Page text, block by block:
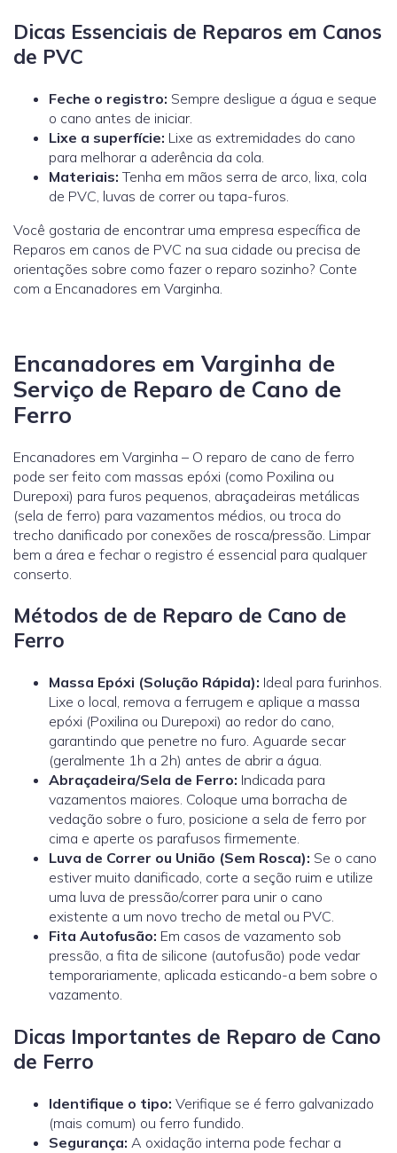
Dicas Essenciais de Reparos em Canos
de PVC
Feche o registro: Sempre desligue a água e seque
o cano antes de iniciar.
Lixe a superfície: Lixe as extremidades do cano
para melhorar a aderência da cola.
Materiais: Tenha em mãos serra de arco, lixa, cola
de PVC, luvas de correr ou tapa-furos.
Você gostaria de encontrar uma empresa específica de
Reparos em canos de PVC na sua cidade ou precisa de
orientações sobre como fazer o reparo sozinho? Conte
com a Encanadores em Varginha.
Encanadores em Varginha de
Serviço de Reparo de Cano de
Ferro
Encanadores em Varginha – O reparo de cano de ferro
pode ser feito com massas epóxi (como Poxilina ou
Durepoxi) para furos pequenos, abraçadeiras metálicas
(sela de ferro) para vazamentos médios, ou troca do
trecho danificado por conexões de rosca/pressão. Limpar
bem a área e fechar o registro é essencial para qualquer
conserto.
Métodos de de Reparo de Cano de
Ferro
Massa Epóxi (Solução Rápida): Ideal para furinhos.
Lixe o local, remova a ferrugem e aplique a massa
epóxi (Poxilina ou Durepoxi) ao redor do cano,
garantindo que penetre no furo. Aguarde secar
(geralmente 1h a 2h) antes de abrir a água.
Abraçadeira/Sela de Ferro: Indicada para
vazamentos maiores. Coloque uma borracha de
vedação sobre o furo, posicione a sela de ferro por
cima e aperte os parafusos firmemente.
Luva de Correr ou União (Sem Rosca): Se o cano
estiver muito danificado, corte a seção ruim e utilize
uma luva de pressão/correrpara unir o cano
existente a um novo trecho de metal ou PVC.
Fita Autofusão: Em casos de vazamento sob
pressão, a fita de silicone (autofusão) pode vedar
temporariamente, aplicada esticando-a bem sobre o
vazamento.
Dicas Importantes de Reparo de Cano
de Ferro
Identifique o tipo: Verifique se é ferro galvanizado
(mais comum) ou ferro fundido.
Segurança: A oxidação interna pode fechar a